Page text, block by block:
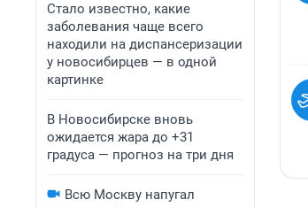
Стало известно, какие
заболевания чаще всего
находили на диспансеризации
у новосибирцев — в одной
картинке
В Новосибирске вновь
ожидается жара до +31
градуса — прогноз на три дня
Всю Москву напугал